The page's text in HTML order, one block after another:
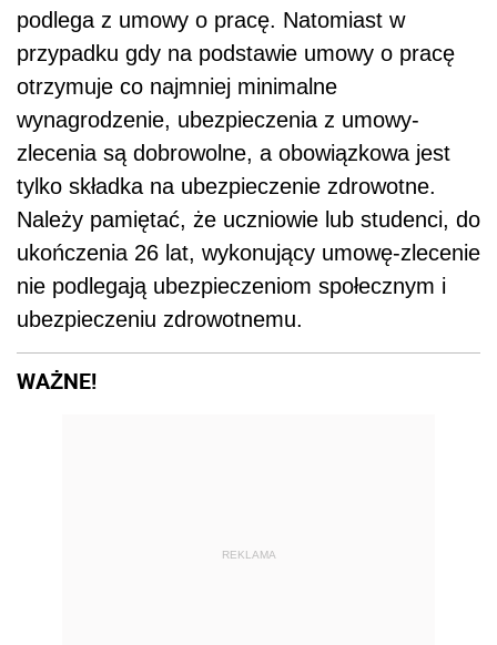
ubezpieczeniu zdrowotnemu.
WAŻNE!
REKLAMA